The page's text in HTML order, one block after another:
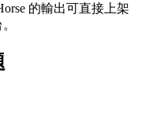
的輸出可直接上架